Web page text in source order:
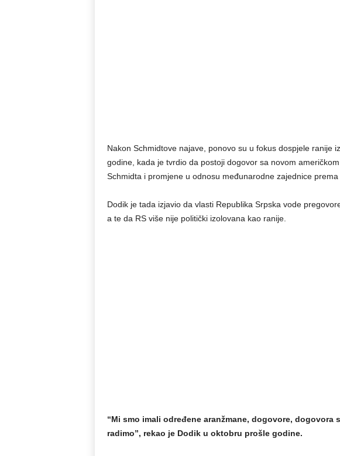
Nakon Schmidtove najave, ponovo su u fokus dospjele ranije
godine, kada je tvrdio da postoji dogovor sa novom
Schmidta i promjene u odnosu međunarodne zajednice prema
Dodik je tada izjavio da vlasti Republika Srpska vode
a te da RS više nije politički izolovana kao ranije.
“Mi smo imali određene aranžmane, dogovore, dogovora
radimo”, rekao je Dodik u oktobru prošle godine.